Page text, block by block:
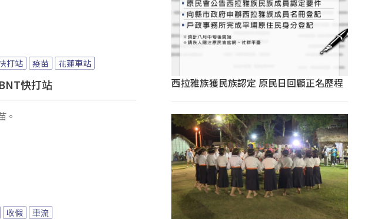
打站 疫苗 花蓮車站
快打站
。
收假 車流
西拉雅族獲民族認定 原民日回顧正名歷程